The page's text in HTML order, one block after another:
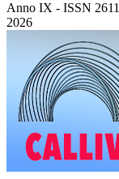
Anno IX - ISSN
2026